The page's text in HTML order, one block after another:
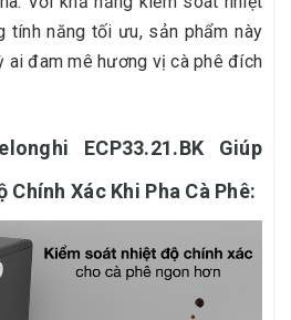
tính năng tối ưu, sản phẩm này
ai đam mê hương vị cà phê đích
ECP33.21.BK Giúp
Xác Khi Pha Cà Phê: